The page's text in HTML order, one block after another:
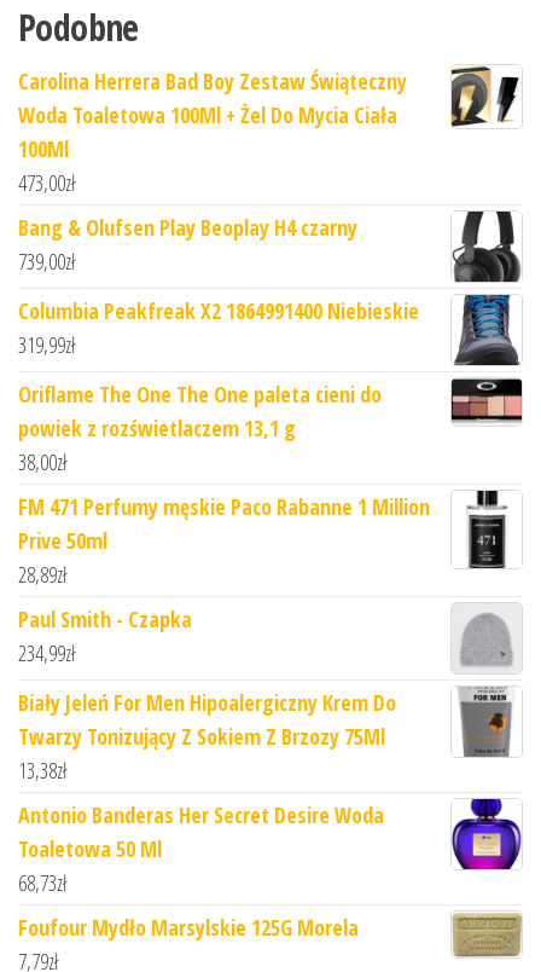
Podobne
Carolina Herrera Bad Boy Zestaw Świąteczny
Woda Toaletowa 100Ml + Żel Do Mycia Ciała
100Ml
473,00zł
Bang & Olufsen Play Beoplay H4 czarny
739,00zł
Columbia Peakfreak X2 1864991400 Niebieskie
319,99zł
Oriflame The One The One paleta cieni do
powiek z rozświetlaczem 13,1 g
38,00zł
FM 471 Perfumy męskie Paco Rabanne 1 Million
Prive 50ml
28,89zł
Paul Smith - Czapka
234,99zł
Biały Jeleń For Men Hipoalergiczny Krem Do
Twarzy Tonizujący Z Sokiem Z Brzozy 75Ml
13,38zł
Antonio Banderas Her Secret Desire Woda
Toaletowa 50 Ml
68,73zł
Foufour Mydło Marsylskie 125G Morela
7,79zł